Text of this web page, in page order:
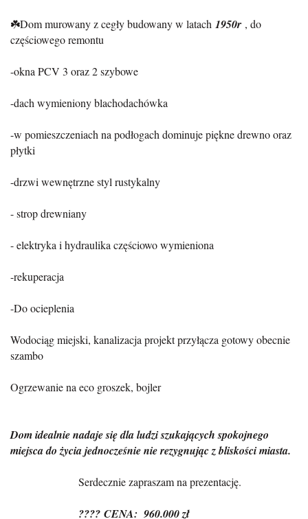
☘️Dom murowany z cegły budowany w latach 1950r , do
częściowego remontu
-okna PCV 3 oraz 2 szybowe
-dach wymieniony blachodachówka
-w pomieszczeniach na podłogach dominuje piękne drewno oraz
płytki
-drzwi wewnętrzne styl rustykalny
- strop drewniany
- elektryka i hydraulika częściowo wymieniona
-rekuperacja
-Do ocieplenia
Wodociąg miejski, kanalizacja projekt przyłącza gotowy obecnie
szambo
Ogrzewanie na eco groszek, bojler
Dom idealnie nadaje się dla ludzi szukających spokojnego
miejsca do życia jednocześnie nie rezygnując z bliskości miasta.
Serdecznie zapraszam na prezentację.
???? CENA: 960.000 zł